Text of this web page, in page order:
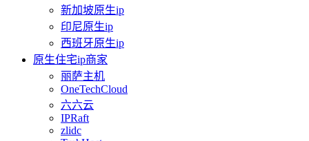
新加坡原生ip
印尼原生ip
西班牙原生ip
原生住宅ip商家
丽萨主机
OneTechCloud
六六云
IPRaft
zlidc